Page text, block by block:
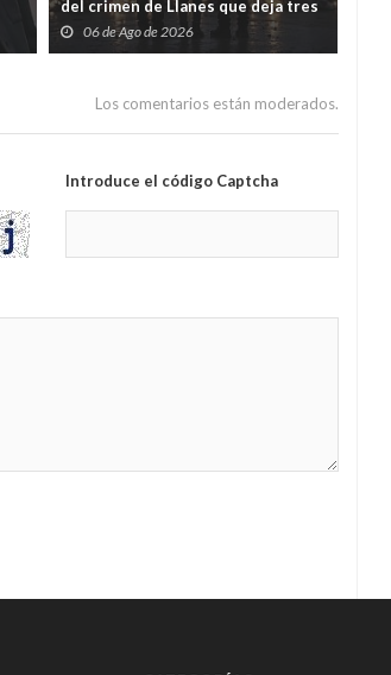
del crimen de Llanes que deja tres
hijos huérfanos
06 de Ago de 2026
Los comentarios están moderados.
Introduce el código Captcha